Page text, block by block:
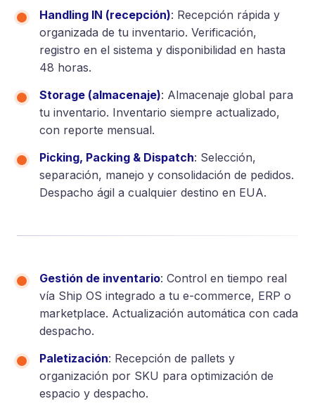
Handling IN (recepción): Recepción rápida y
organizada de tu inventario. Verificación,
registro en el sistema y disponibilidad en hasta
48 horas.
Storage (almacenaje): Almacenaje global para
tu inventario. Inventario siempre actualizado,
con reporte mensual.
Picking, Packing & Dispatch: Selección,
separación, manejo y consolidación de pedidos.
Despacho ágil a cualquier destino en EUA.
Gestión de inventario: Control en tiempo real
vía Ship OS integrado a tu e-commerce, ERP o
marketplace. Actualización automática con cada
despacho.
Paletización: Recepción de pallets y
organización por SKU para optimización de
espacio y despacho.